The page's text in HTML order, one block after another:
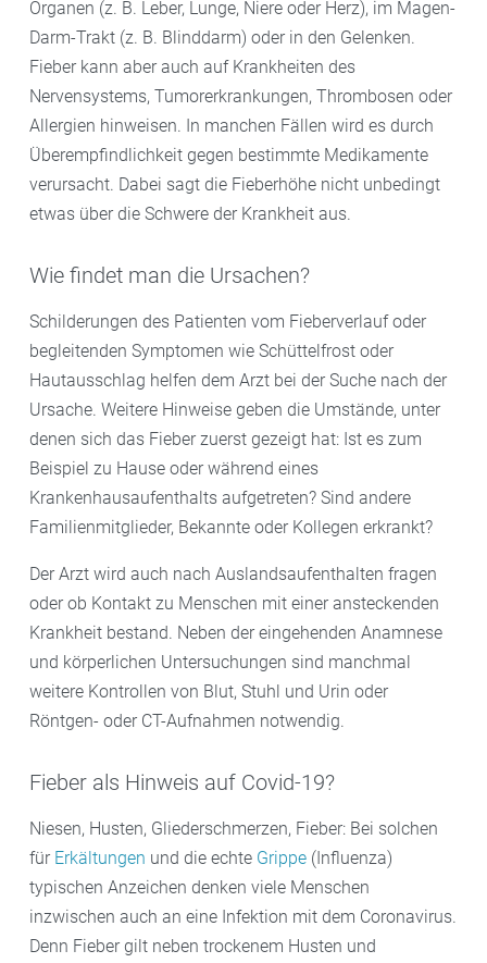
Organen (z. B. Leber, Lunge, Niere oder Herz), im Magen-
Darm-Trakt (z. B. Blinddarm) oder in den Gelenken.
Fieber kann aber auch auf Krankheiten des
Nervensystems, Tumorerkrankungen, Thrombosen oder
Allergien hinweisen. In manchen Fällen wird es durch
Überempfindlichkeit gegen bestimmte Medikamente
verursacht. Dabei sagt die Fieberhöhe nicht unbedingt
etwas über die Schwere der Krankheit aus.
Wie findet man die Ursachen?
Schilderungen des Patienten vom Fieberverlauf oder
begleitenden Symptomen wie Schüttelfrost oder
Hautausschlag helfen dem Arzt bei der Suche nach der
Ursache. Weitere Hinweise geben die Umstände, unter
denen sich das Fieber zuerst gezeigt hat: Ist es zum
Beispiel zu Hause oder während eines
Krankenhausaufenthalts aufgetreten? Sind andere
Familienmitglieder, Bekannte oder Kollegen erkrankt?
Der Arzt wird auch nach Auslandsaufenthalten fragen
oder ob Kontakt zu Menschen mit einer ansteckenden
Krankheit bestand. Neben der eingehenden Anamnese
und körperlichen Untersuchungen sind manchmal
weitere Kontrollen von Blut, Stuhl und Urin oder
Röntgen- oder CT-Aufnahmen notwendig.
Fieber als Hinweis auf Covid-19?
Niesen, Husten, Gliederschmerzen, Fieber: Bei solchen
für Erkältungen und die echte Grippe (Influenza)
typischen Anzeichen denken viele Menschen
inzwischen auch an eine Infektion mit dem Coronavirus.
Denn Fieber gilt neben trockenem Husten und